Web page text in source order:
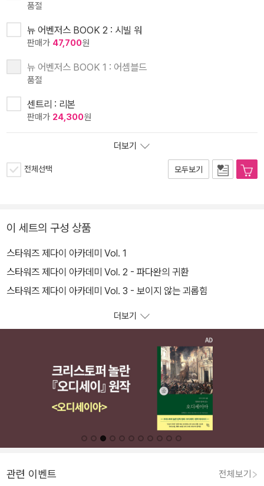
품절
뉴 어벤저스 BOOK 2 : 시빌 워
판매가 47,700원
뉴 어벤저스 BOOK 1 : 어셈블드
품절
센트리 : 리본
판매가 24,300원
더보기
전체선택 모두보기
이 세트의 구성 상품
스타워즈 제다이 아카데미 Vol. 1
스타워즈 제다이 아카데미 Vol. 2 - 파다완의 귀환
스타워즈 제다이 아카데미 Vol. 3 - 보이지 않는 괴롭힘
더보기
관련 이벤트 전체보기